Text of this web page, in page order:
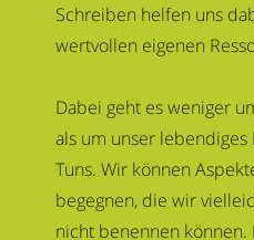
Schreiben helfen uns
wertvollen eigenen
Dabei geht es weniger
als um unser
Tuns. Wir können
begegnen, die wir
nicht benennen können.